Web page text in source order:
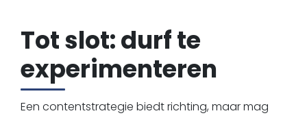
Tot slot: durf te
experimenteren
Een contentstrategie biedt richting, maar mag